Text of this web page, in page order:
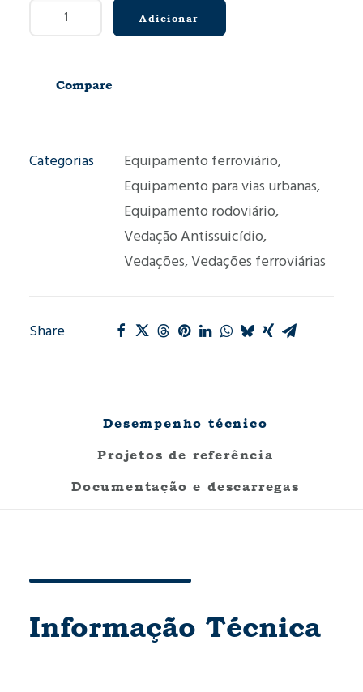
Quantidade
antissuicídio
Adicionar
Compare
Categorias Equipamento ferroviário,
Equipamento para vias urbanas,
Equipamento rodoviário,
Vedação Antissuicídio,
Vedações,Vedações ferroviárias
Share
Desempenho técnico
Projetos de referência
Documentação e descarregas
Informação Técnica